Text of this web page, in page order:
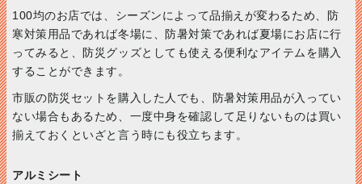
100均のお店では、シーズンによって品揃えが変わるため、防
寒対策用品であれば冬場に、防暑対策であれば夏場にお店に行
ってみると、防災グッズとしても使える便利なアイテムを購入
することができます。
市販の防災セットを購入した人でも、防暑対策用品が入ってい
ない場合もあるため、一度中身を確認して足りないものは買い
揃えておくといざと言う時にも役立ちます。
アルミシート